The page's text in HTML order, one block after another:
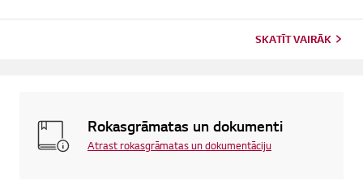
SKATĪT VAIRĀK
Rokasgrāmatas un dokumenti
Atrast rokasgrāmatas un dokumentāciju